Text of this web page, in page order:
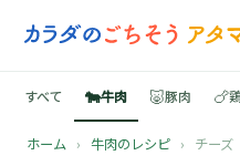
すべて 🐄牛肉 🐷豚肉 🍗
ホーム › 牛肉のレシピ › チーズ